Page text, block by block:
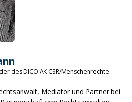
des DICO AK CSR/Menschenrechte
Mediator und Partner bei